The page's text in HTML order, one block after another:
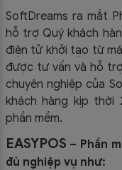
SoftDreams ra mắt
hỗ trợ Quý khách
điện tử khởi tạo từ
được tư vấn và hỗ
chuyên nghiệp của
khách hàng kịp
phần mềm.
EASYPOS – Phần
đủ nghiệp vụ như: